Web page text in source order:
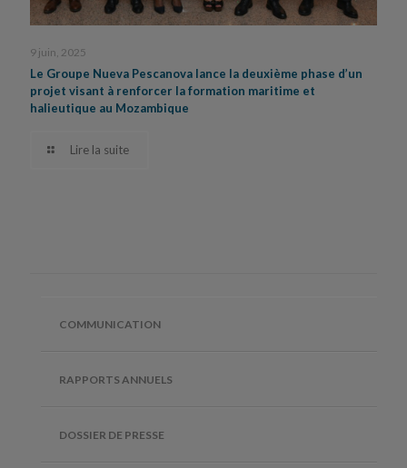
9 juin, 2025
Le Groupe Nueva Pescanova lance la deuxième phase d’un
projet visant à renforcer la formation maritime et
halieutique au Mozambique
Lire la suite
COMMUNICATION
RAPPORTS ANNUELS
DOSSIER DE PRESSE